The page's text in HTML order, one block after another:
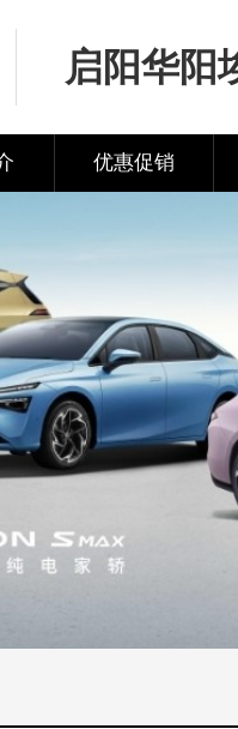
启阳华阳
优惠促销